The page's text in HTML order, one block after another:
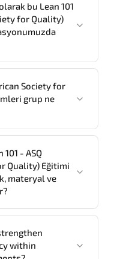
süresi eğitim
standartlarına göre
ve İngilizce'nin
Arapça ve
de sunabiliyoruz.
olmaktan
bu Lean 101
for Quality)
eğitimişirketinizde
durumunda
formatları ve
Temsilciniz ile
Society for
grup ne
grup
sürmektedir.
- ASQ
Quality) Eğitimi
materyal ve
şunları kapsar:
Eğitmen
within